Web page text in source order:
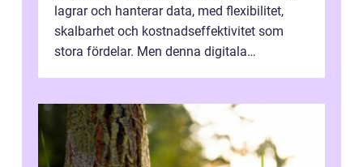
lagrar och hanterar data, med flexibilitet,
skalbarhet och kostnadseffektivitet som
stora fördelar. Men denna digitala